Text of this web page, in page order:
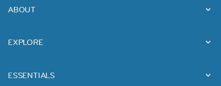
ABOUT
EXPLORE
ESSENTIALS